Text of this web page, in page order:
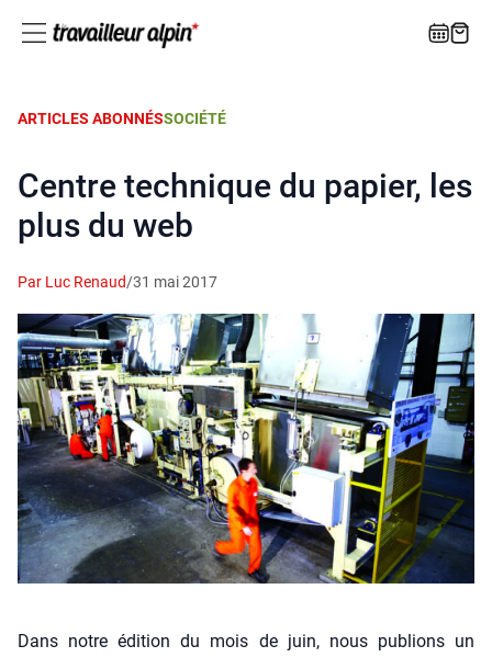
ARTICLES ABONNÉSSOCIÉTÉ
Centre technique du papier, les
plus du web
Par Luc Renaud/31 mai 2017
Dans notre édi­tion du mois de juin, nous publions un